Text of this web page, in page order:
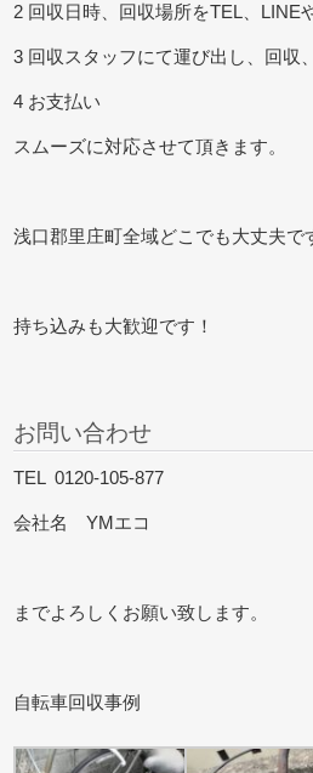
2 回収日時、回収場所をTEL、LINE
3 回収スタッフにて運び出し、回収
4 お支払い
スムーズに対応させて頂きます。
浅口郡里庄町全域どこでも大丈夫で
持ち込みも大歓迎です！
お問い合わせ
TEL 0120-105-877
会社名 YMエコ
までよろしくお願い致します。
自転車回収事例